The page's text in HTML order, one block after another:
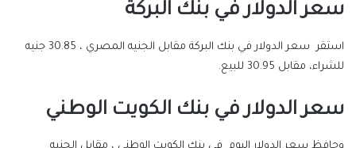
سعر الدولار في بنك البركة
استقر سعر الدولار في بنك البركة مقابل الجنيه المصري ، 30.85 جنيه
للشراء، مقابل 30.95 للبيع.
سعر الدولار في بنك الكويت الوطني